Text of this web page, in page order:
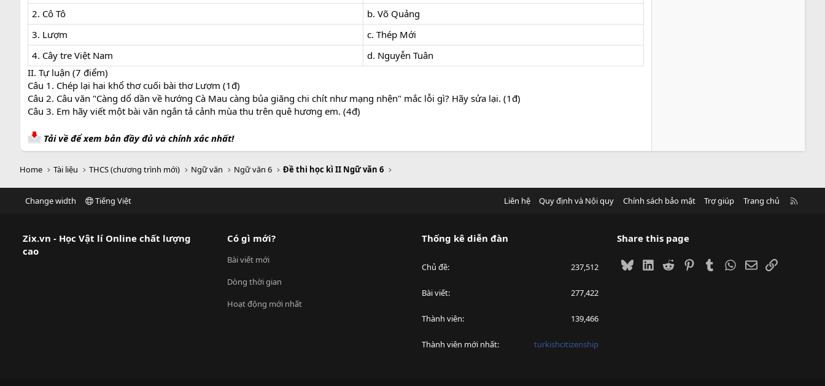
2. Cô Tô
b. Võ Quảng
3. Lượm
c. Thép Mới
4. Cây tre Việt Nam
d. Nguyễn Tuân
II. Tự luận (7 điểm)
Câu 1. Chép lại hai khổ thơ cuối bài thơ Lượm (1đ)
Câu 2. Câu văn "Càng dổ dần về hướng Cà Mau càng bủa giăng chi chít như mạng nhện" mắc lỗi gì? Hãy sửa lại. (1đ)
Câu 3. Em hãy viết một bài văn ngắn tả cảnh mùa thu trên quê hương em. (4đ)
Tải về để xem bản đầy đủ và chính xác nhất!
Home Tài liệu THCS (chương trình mới) Ngữ văn Ngữ văn 6 Đề thi học kì II Ngữ văn 6
Change width Tiếng Việt Liên hệ Quy định và Nội quy Chính sách bảo mật Trợ giúp Trang chủ
Zix.vn - Học Vật lí Online chất lượng
cao
Có gì mới?
Bài viết mới
Dòng thời gian
Hoạt động mới nhất
Thống kê diễn đàn
Chủ đề 237,512
Bài viết 277,422
Thành viên 139,466
Thành viên mới nhất turkishcitizenship
Share this page
BlueskyLinkedIn
Reddit PinterestTumblrWhatsApp
EmailLink